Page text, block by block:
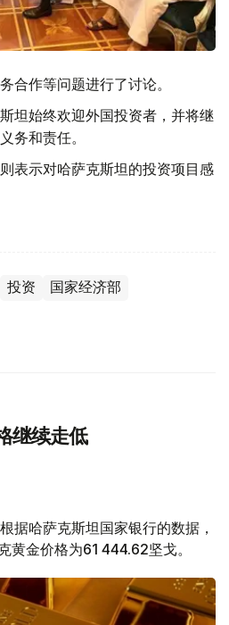
合作等问题进行了讨论。
坦始终欢迎外国投资者，并将继
务和责任。
表示对哈萨克斯坦的投资项目感
投资 国家经济部
继续走低
据哈萨克斯坦国家银行的数据，
金价格为61 444.62坚戈。